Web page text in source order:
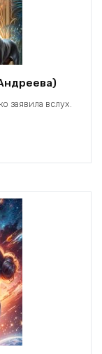
заявила вслух.